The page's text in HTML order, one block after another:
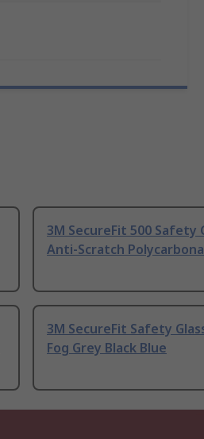
3M SecureFit 500 Safety
Anti-Scratch
3M SecureFit Safety
Fog Grey Black Blue